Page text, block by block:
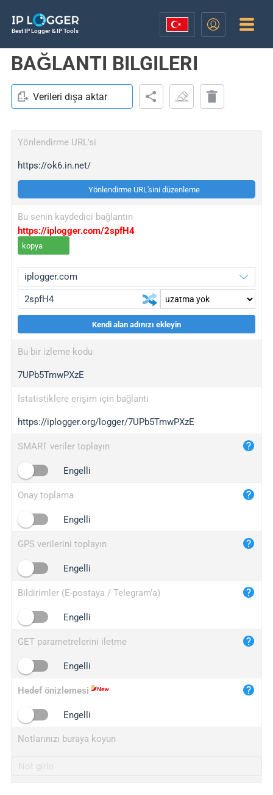
Best IP Logger & IP Tools
BAĞLANTI BILGILERI
Verileri dışa aktar
Yönlendirme URL'si
https://ok6.in.net/
Yönlendirme URL'sini düzenleme
Bu senin kaydedici bağlantın
https://iplogger.com/2spfH4
kopya
wl.gl
ed.tc
bc.ax
iplogger.com
maper.info
2no.co
yip.su
iplogger.info
Kendi alan adınızı ekleyin
Bu bir izleme kodu
7UPb5TmwPXzE
İstatistiklere erişim için bağlantı
https://iplogger.org/logger/7UPb5TmwPXzE
SMART veriler toplayın
Engelli
Onay toplama
Engelli
GPS verilerini toplayın
Engelli
Bildirimler (E-postaya / Telegram'a)
Engelli
GET parametrelerini iletme
Engelli
Hedef önizlemesi
Engelli
Notlarınızı buraya koyun